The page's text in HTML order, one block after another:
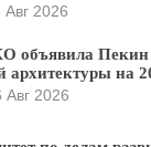
Авг 2026
Пекин
архитектуры на
Авг 2026